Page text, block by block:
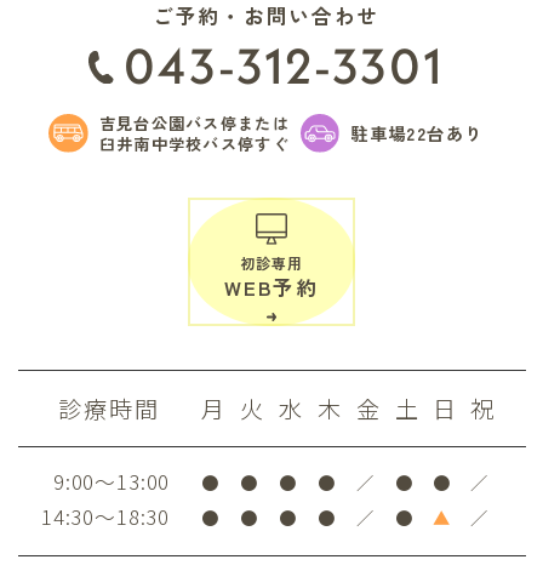
ご予約・お問い合わせ
043-312-3301
吉見台公園バス停または
臼井南中学校バス停すぐ
駐車場22台あり
初診専用
WEB予約
診療時間 月 火 水 木 金 土 日 祝
9:00～13:00 ● ● ● ● ／ ● ● ／
14:30～18:30 ● ● ● ● ／ ● ▲ ／